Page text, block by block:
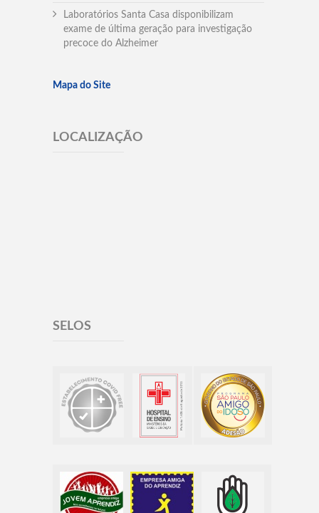
Laboratórios Santa Casa disponibilizam
exame de última geração para investigação
precoce do Alzheimer
Mapa do Site
LOCALIZAÇÃO
SELOS